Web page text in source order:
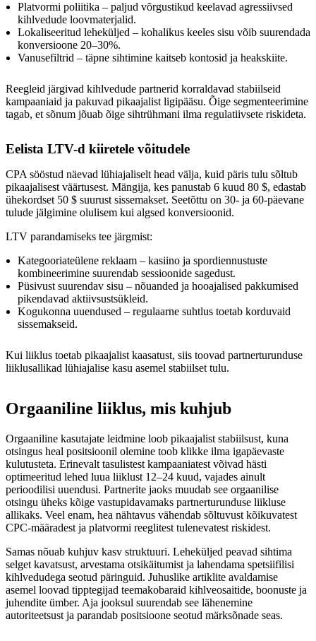
Platvormi poliitika – paljud võrgustikud keelavad agressiivsed
kihlvedude loovmaterjalid.
Lokaliseeritud leheküljed – kohalikus keeles sisu võib suurendada
konversioone 20–30%.
Vanusefiltrid – täpne sihtimine kaitseb kontosid ja heakskiite.
Reegleid järgivad kihlvedude partnerid korraldavad stabiilseid
kampaaniaid ja pakuvad pikaajalist ligipääsu. Õige segmenteerimine
tagab, et sõnum jõuab õige sihtrühmani ilma regulatiivsete riskideta.
Eelista LTV-d kiiretele võitudele
CPA sööstud näevad lühiajaliselt head välja, kuid päris tulu sõltub
pikaajalisest väärtusest. Mängija, kes panustab 6 kuud 80 $, edastab
ühekordset 50 $ suurust sissemakset. Seetõttu on 30- ja 60-päevane
tulude jälgimine olulisem kui algsed konversioonid.
LTV parandamiseks tee järgmist:
Kategooriateülene reklaam – kasiino ja spordiennustuste
kombineerimine suurendab sessioonide sagedust.
Püsivust suurendav sisu – nõuanded ja hooajalised pakkumised
pikendavad aktiivsustsükleid.
Kogukonna uuendused – regulaarne suhtlus toetab korduvaid
sissemakseid.
Kui liiklus toetab pikaajalist kaasatust, siis toovad partnerturunduse
liiklusallikad lühiajalise kasu asemel stabiilset tulu.
Orgaaniline liiklus, mis kuhjub
Orgaaniline kasutajate leidmine loob pikaajalist stabiilsust, kuna
otsingus heal positsioonil olemine toob klikke ilma igapäevaste
kulutusteta. Erinevalt tasulistest kampaaniatest võivad hästi
optimeeritud lehed luua liiklust 12–24 kuud, vajades ainult
perioodilisi uuendusi. Partnerite jaoks muudab see orgaanilise
otsingu üheks kõige vastupidavamaks partnerturunduse liikluse
allikaks. Veel enam, hea nähtavus vähendab sõltuvust kõikuvatest
CPC-määradest ja platvormi reeglitest tulenevatest riskidest.
Samas nõuab kuhjuv kasv struktuuri. Leheküljed peavad sihtima
selget kavatsust, arvestama otsikäitumist ja lahendama spetsiifilisi
kihlvedudega seotud päringuid. Juhuslike artiklite avaldamise
asemel loovad tipptegijad teemakobaraid kihlveosaitide, boonuste ja
juhendite ümber. Aja jooksul suurendab see lähenemine
autoriteetsust ja parandab positsioone seotud märksõnade seas.